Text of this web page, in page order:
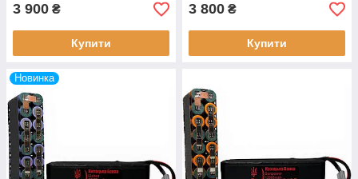
3 900 ₴
Купити
3 800 ₴
Купити
Новинка